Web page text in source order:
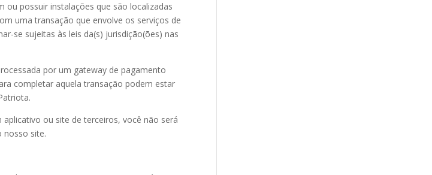
ou possuir instalações que são localizadas
uma transação que envolve os serviços de
se sujeitas às leis da(s) jurisdição(ões) nas
por um gateway de pagamento
completar aquela transação podem estar
ou site de terceiros, você não será
nosso site.